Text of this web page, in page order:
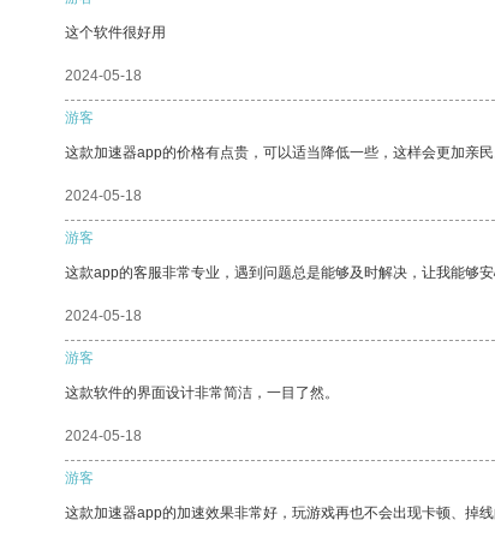
这个软件很好用
2024-05-18
游客
这款加速器app的价格有点贵，可以适当降低一些，这样会更加亲民
2024-05-18
游客
这款app的客服非常专业，遇到问题总是能够及时解决，让我能够安
2024-05-18
游客
这款软件的界面设计非常简洁，一目了然。
2024-05-18
游客
这款加速器app的加速效果非常好，玩游戏再也不会出现卡顿、掉